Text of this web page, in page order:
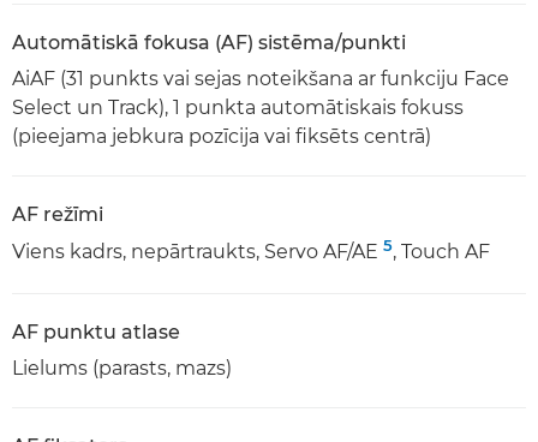
Automātiskā fokusa (AF) sistēma/punkti
AiAF (31 punkts vai sejas noteikšana ar funkciju Face
Select un Track), 1 punkta automātiskais fokuss
(pieejama jebkura pozīcija vai fiksēts centrā)
AF režīmi
Viens kadrs, nepārtraukts, Servo AF/AE 5, Touch AF
AF punktu atlase
Lielums (parasts, mazs)